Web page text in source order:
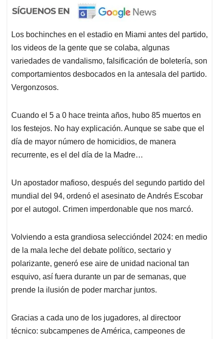
Los bochinches en el estadio en Miami antes del partido,
los videos de la gente que se colaba, algunas
variedades de vandalismo, falsificación de boletería, son
comportamientos desbocados en la antesala del partido.
Vergonzosos.
Cuando el 5 a 0 hace treinta años, hubo 85 muertos en
los festejos. No hay explicación. Aunque se sabe que el
día de mayor número de homicidios, de manera
recurrente, es el del día de la Madre…
Un apostador mafioso, después del segundo partido del
mundial del 94, ordenó el asesinato de Andrés Escobar
por el autogol. Crimen imperdonable que nos marcó.
Volviendo a esta grandiosa seleccióndel 2024: en medio
de la mala leche del debate político, sectario y
polarizante, generó ese aire de unidad nacional tan
esquivo, así fuera durante un par de semanas, que
prende la ilusión de poder marchar juntos.
Gracias a cada uno de los jugadores, al directoor
técnico: subcampenes de América, campeones de